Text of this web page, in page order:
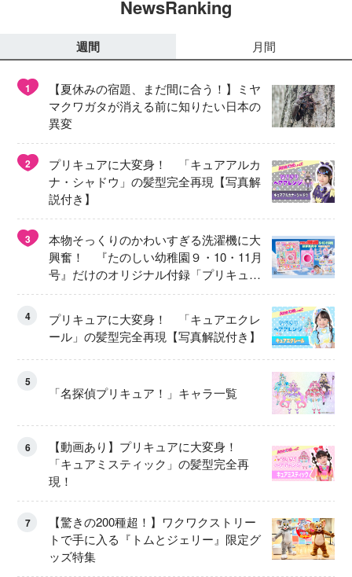
NewsRanking
週間 月間
1
【夏休みの宿題、まだ間に合う！】ミヤ
マクワガタが消える前に知りたい日本の
異変
2
プリキュアに大変身！ 「キュアアルカ
ナ・シャドウ」の髪型完全再現【写真解
説付き】
3
本物そっくりのかわいすぎる洗濯機に大
興奮！ 『たのしい幼稚園９・10・11月
号』だけのオリジナル付録「プリキュ
ア くるくるせんたくき」
4
プリキュアに大変身！ 「キュアエクレ
ール」の髪型完全再現【写真解説付き】
5
「名探偵プリキュア！」キャラ一覧
6
【動画あり】プリキュアに大変身！
「キュアミスティック」の髪型完全再
現！
7
【驚きの200種超！】ワクワクストリー
トで手に入る『トムとジェリー』限定グ
ッズ特集